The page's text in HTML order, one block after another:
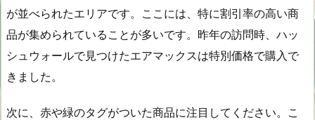
が並べられたエリアです。ここには、特に割引率の高い商
品が集められていることが多いです。昨年の訪問時、ハッ
シュウォールで見つけたエアマックスは特別価格で購入で
きました。
次に、赤や緑のタグがついた商品に注目してください。こ